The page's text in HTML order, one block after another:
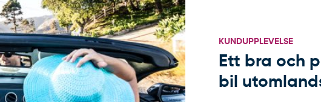
KUNDUPPLEVELSE
Ett bra och
bil